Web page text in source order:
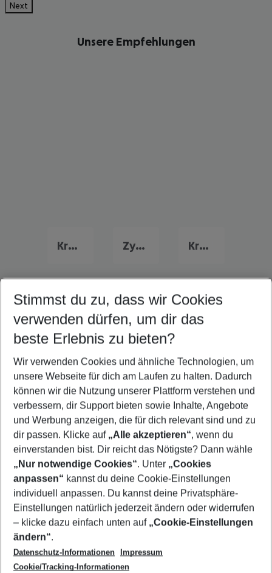
Next
Unsere Empfehlungen
Kreta Frühbucher Angebote Zypern Flug & Hotel Kroatien Flug & Hotel
Quicklinks
Flug & Hotel Alanya
Pauschalreisen Alanya
Last Minute Alanya
Familienurlaub Alanya
Urlaub Alanya
Footer
Footer navigation
Über uns
AGB
Bestpreisgarantie
Cookie-Einstellungen ändern
Agenturbetreuung
Barrierefreies Reisen
Folge uns
Stimmst du zu, dass wir Cookies
verwenden dürfen, um dir das
beste Erlebnis zu bieten?
Wir verwenden Cookies und ähnliche Technologien, um
unsere Webseite für dich am Laufen zu halten. Dadurch
können wir die Nutzung unserer Plattform verstehen und
verbessern, dir Support bieten sowie Inhalte, Angebote
und Werbung anzeigen, die für dich relevant sind und zu
dir passen. Klicke auf „Alle akzeptieren“, wenn du
einverstanden bist. Dir reicht das Nötigste? Dann wähle
„Nur notwendige Cookies“. Unter „Cookies
anpassen“ kannst du deine Cookie-Einstellungen
individuell anpassen. Du kannst deine Privatsphäre-
Einstellungen natürlich jederzeit ändern oder widerrufen
– klicke dazu einfach unten auf „Cookie-Einstellungen
ändern“.
Datenschutz-Informationen
Impressum
Cookie/Tracking-Informationen